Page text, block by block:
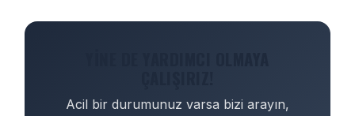
Acil bir durumunuz varsa bizi arayın,